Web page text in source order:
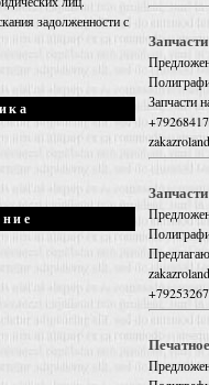
задолженности с
Запчасти